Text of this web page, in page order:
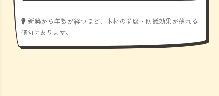
新築から年数が経つほど、木材の防腐・防蟻効果が薄れる
傾向にあります。